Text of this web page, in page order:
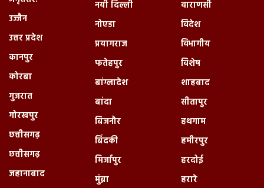
उज्जैन
उत्तर प्रदेश
कानपुर
कोरबा
गुजरात
गोरखपुर
छत्तीसगढ़
छत्तीसगढ़
जहानाबाद
नयी दिल्ली
नोएडा
प्रयागराज
फतेहपुर
बांग्लादेश
बांदा
बिजनौर
बिंदकी
मिर्जापुर
मुंब्रा
वाराणसी
विदेश
विभागीय
विशेष
शाहबाद
सीतापुर
हथगाम
हमीरपुर
हरदोई
हरारे